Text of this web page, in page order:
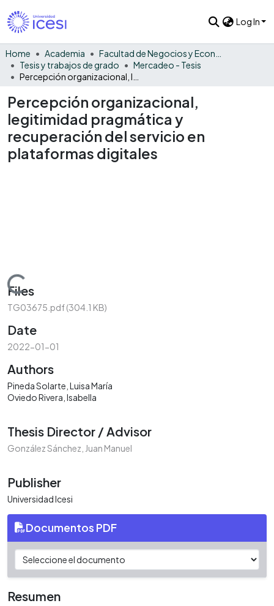
Log In
Home Academia
Tesis y trabajos de grado
Mercadeo - Tesis
Percepción organizacional,
legitimidad pragmática y
recuperación del servicio en
plataformas digitales
Loading...
Files
TG03675.pdf(304.1 KB)
Date
2022-01-01
Authors
Pineda Solarte, Luisa María
Oviedo Rivera, Isabella
Thesis Director / Advisor
González Sánchez, Juan Manuel
Publisher
Universidad Icesi
Documentos PDF
Resumen